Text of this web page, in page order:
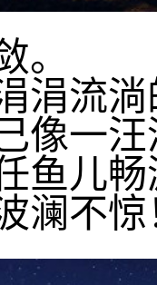
。
涓流
像一
鱼儿畅
澜不惊